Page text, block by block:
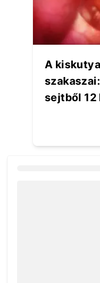
A
sejtből 12